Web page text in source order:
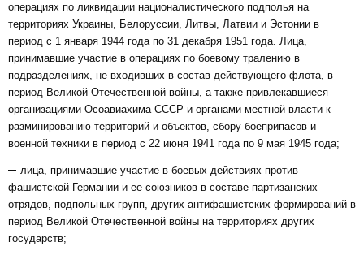
операциях по ликвидации националистического подполья на
территориях Украины, Белоруссии, Литвы, Латвии и Эстонии в
период с 1 января 1944 года по 31 декабря 1951 года. Лица,
принимавшие участие в операциях по боевому тралению в
подразделениях, не входивших в состав действующего флота, в
период Великой Отечественной войны, а также привлекавшиеся
организациями Осоавиахима СССР и органами местной власти к
разминированию территорий и объектов, сбору боеприпасов и
военной техники в период с 22 июня 1941 года по 9 мая 1945 года;
– лица, принимавшие участие в боевых действиях против
фашистской Германии и ее союзников в составе партизанских
отрядов, подпольных групп, других антифашистских формирований в
период Великой Отечественной войны на территориях других
государств;